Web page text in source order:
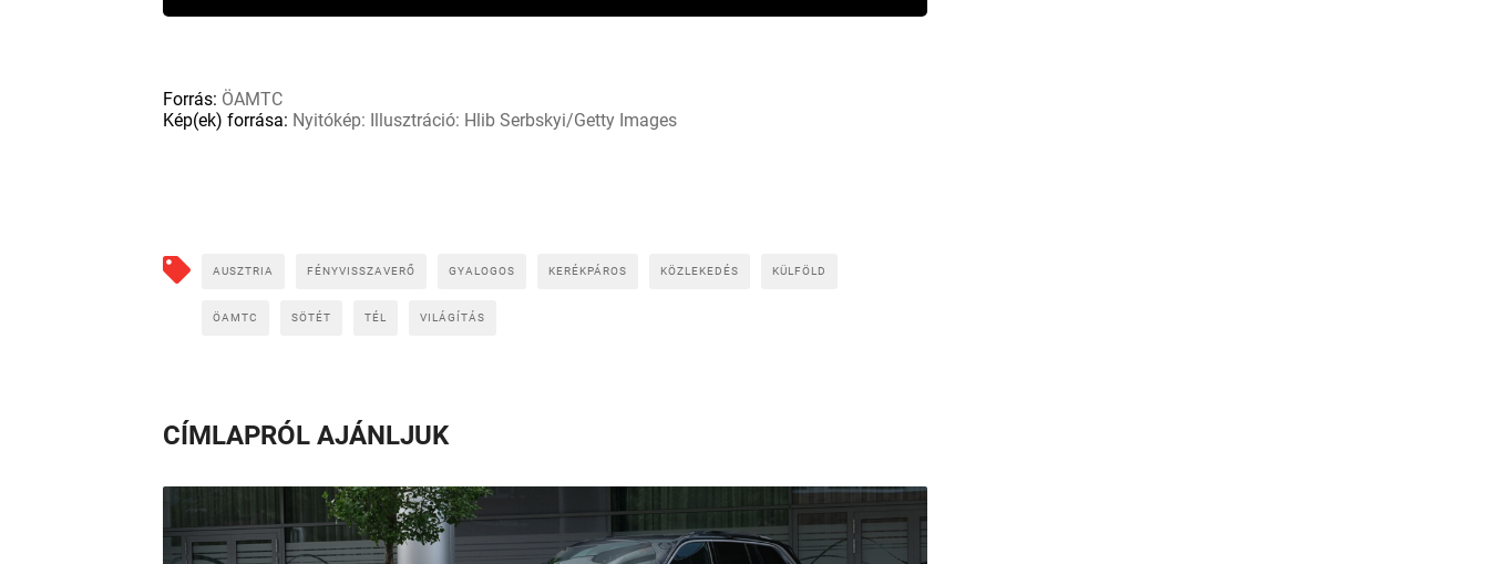
Forrás: ÖAMTC
Kép(ek) forrása: Nyitókép: Illusztráció: Hlib Serbskyi/Getty Images
AUSZTRIA FÉNYVISSZAVERŐ GYALOGOS KERÉKPÁROS KÖZLEKEDÉS KÜLFÖLD
ÖAMTC SÖTÉT TÉL VILÁGÍTÁS
CÍMLAPRÓL AJÁNLJUK